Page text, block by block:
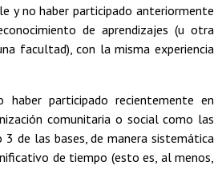
y no haber participado anteriormente
de aprendizajes (u otra
facultad), con la misma experiencia
haber participado recientemente en
comunitaria o social como las
de las bases, de manera sistemática
de tiempo (esto es, al menos,